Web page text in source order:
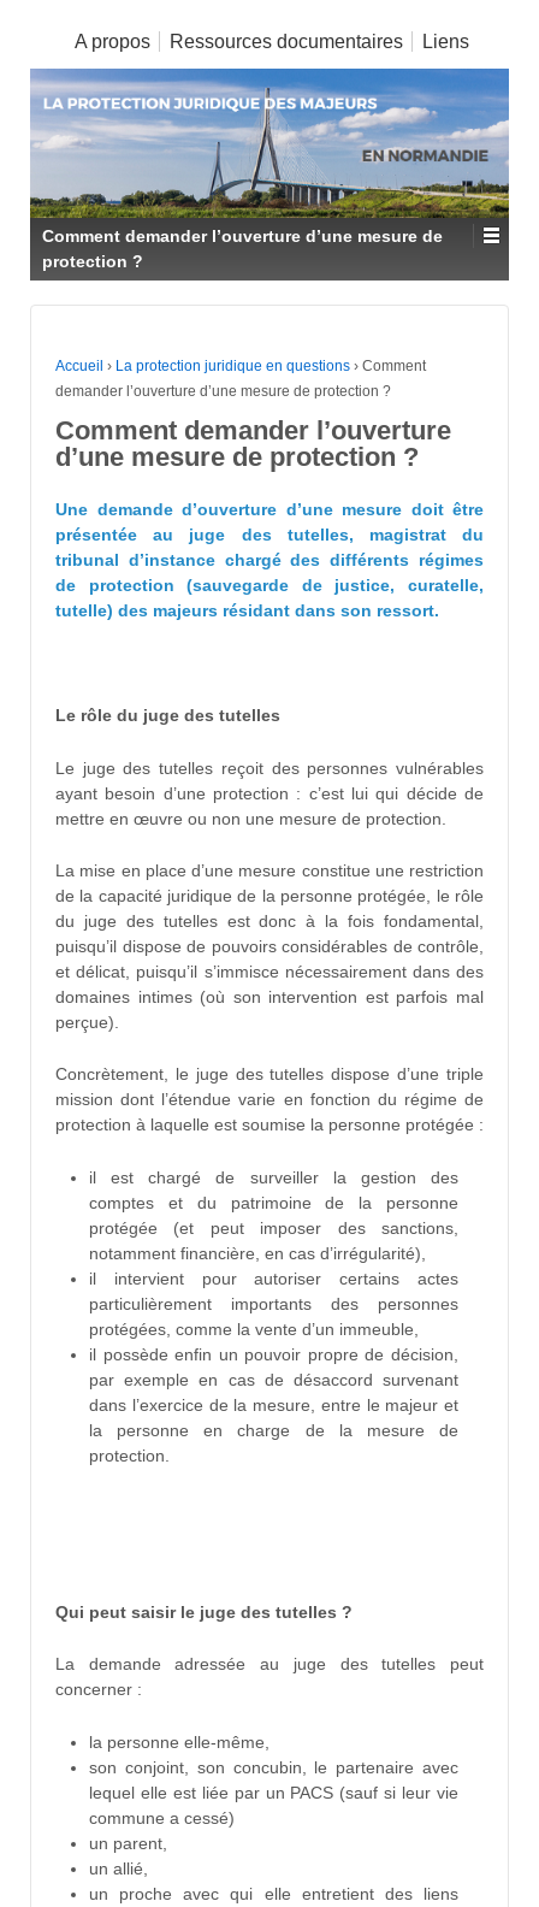
A propos Ressources documentaires Liens
Comment demander l’ouverture d’une mesure de
protection ?
Accueil › La protection juridique en questions › Comment
demander l’ouverture d’une mesure de protection ?
Comment demander l’ouverture
d’une mesure de protection ?
Une demande d’ouverture d’une mesure doit être
présentée au juge des tutelles, magistrat du
tribunal d’instance chargé des différents régimes
de protection (sauvegarde de justice, curatelle,
tutelle) des majeurs résidant dans son ressort.
Le rôle du juge des tutelles
Le juge des tutelles reçoit des personnes vulnérables
ayant besoin d’une protection : c’est lui qui décide de
mettre en œuvre ou non une mesure de protection.
La mise en place d’une mesure constitue une restriction
de la capacité juridique de la personne protégée, le rôle
du juge des tutelles est donc à la fois fondamental,
puisqu’il dispose de pouvoirs considérables de contrôle,
et délicat, puisqu’il s’immisce nécessairement dans des
domaines intimes (où son intervention est parfois mal
perçue).
Concrètement, le juge des tutelles dispose d’une triple
mission dont l’étendue varie en fonction du régime de
protection à laquelle est soumise la personne protégée :
il est chargé de surveiller la gestion des
comptes et du patrimoine de la personne
protégée (et peut imposer des sanctions,
notamment financière, en cas d’irrégularité),
il intervient pour autoriser certains actes
particulièrement importants des personnes
protégées, comme la vente d’un immeuble,
il possède enfin un pouvoir propre de décision,
par exemple en cas de désaccord survenant
dans l’exercice de la mesure, entre le majeur et
la personne en charge de la mesure de
protection.
Qui peut saisir le juge des tutelles ?
La demande adressée au juge des tutelles peut
concerner :
la personne elle-même,
son conjoint, son concubin, le partenaire avec
lequel elle est liée par un PACS (sauf si leur vie
commune a cessé)
un parent,
un allié,
un proche avec qui elle entretient des liens